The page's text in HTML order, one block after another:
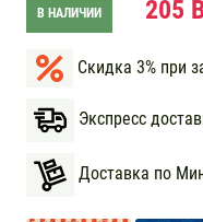
В НАЛИЧИИ 205
Скидка 3% при
Экспресс
Доставка по